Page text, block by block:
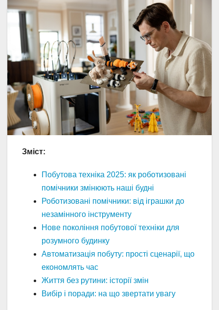
Зміст:
Побутова техніка 2025: як роботизовані
помічники змінюють наші будні
Роботизовані помічники: від іграшки до
незамінного інструменту
Нове покоління побутової техніки для
розумного будинку
Автоматизація побуту: прості сценарії, що
економлять час
Життя без рутини: історії змін
Вибір і поради: на що звертати увагу